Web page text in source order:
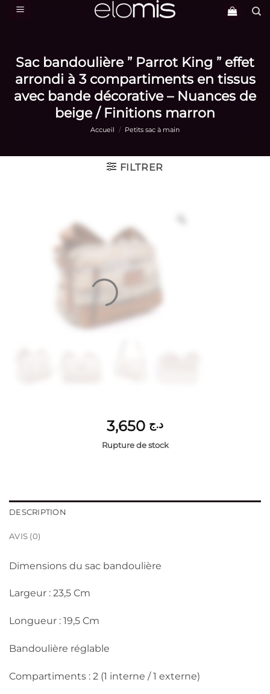
Passer
Sac bandoulière ” Parrot King ” effet
arrondi à 3 compartiments en tissus
avec bande décorative – Nuances de
beige / Finitions marron
Accueil / Petits sac à main
FILTRER
د.ج
Rupture de stock
DESCRIPTION
AVIS (0)
Dimensions du sac bandoulière
Largeur : 23,5 Cm
Longueur : 19,5 Cm
Bandoulière réglable
Compartiments : 2 (1 interne / 1 externe)